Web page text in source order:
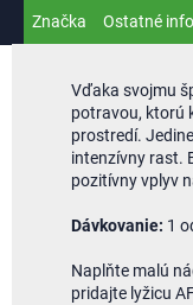
Značka Ostatné
Vďaka svojmu
potravou, ktorú
prostredí.
intenzívny rast.
pozitívny vplyv
Dávkovanie: 1
Naplňte malú
pridajte lyžicu